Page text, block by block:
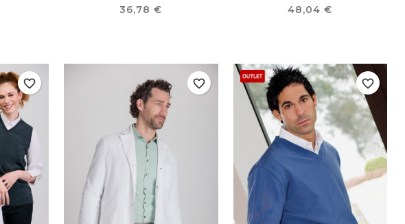
Precio
36,78 € Precio
48,04 €
favorite_border favorite_border favorite_border